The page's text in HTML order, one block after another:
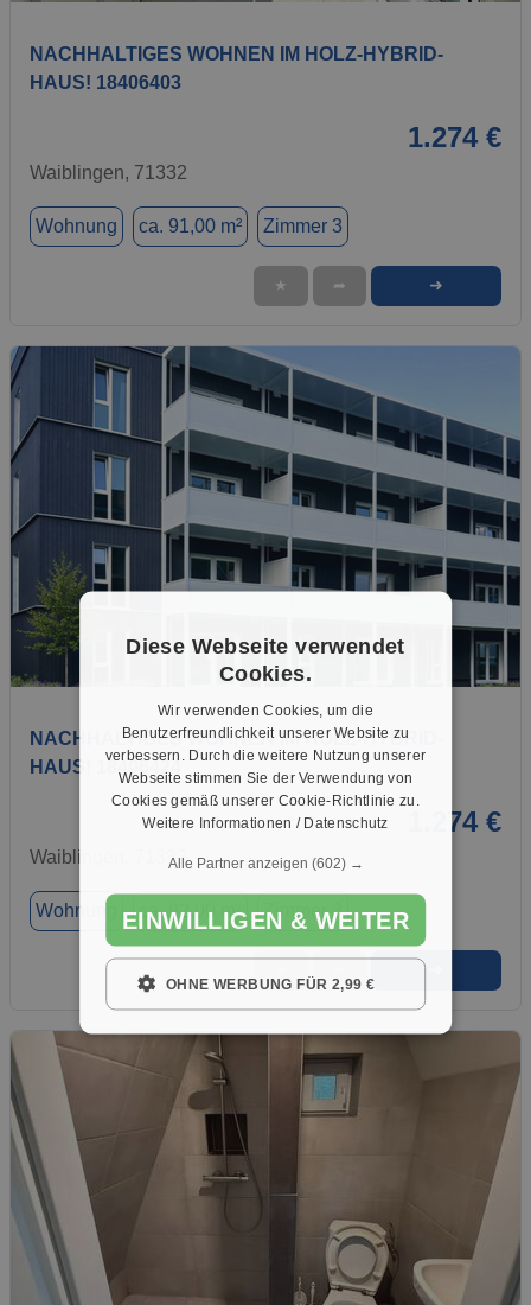
NACHHALTIGES WOHNEN IM HOLZ-HYBRID-
HAUS! 18406403
1.274 €
Waiblingen, 71332
Wohnung ca. 91,00 m² Zimmer 3
★ ➦ ➜
1 / 17
NACHHALTIGES WOHNEN IM HOLZ-HYBRID-
HAUS! 18406424
1.274 €
Waiblingen, 71332
Wohnung ca. 92,00 m² Zimmer 3
Diese Webseite verwendet
Cookies.
Wir verwenden Cookies, um die
Benutzerfreundlichkeit unserer Website zu
verbessern. Durch die weitere Nutzung unserer
Webseite stimmen Sie der Verwendung von
Cookies gemäß unserer Cookie-Richtlinie zu.
Weitere Informationen / Datenschutz
Alle Partner anzeigen (602) →
EINWILLIGEN & WEITER
OHNE WERBUNG FÜR 2,99 €